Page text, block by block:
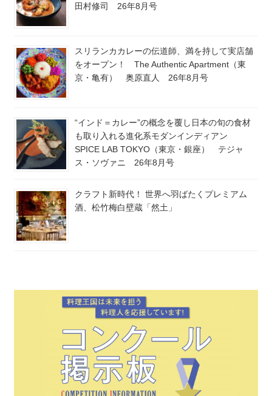
田村修司 26年8月号
スリランカカレーの伝道師、満を持して実店舗
をオープン！ The Authentic Apartment（東
京・亀有） 奥原直人 26年8月号
“インド＝カレー”の概念を覆し日本の旬の食材
も取り入れる進化系モダンインディアン
SPICE LAB TOKYO（東京・銀座） テジャ
ス・ソヴァニ 26年8月号
クラフト新時代！ 世界へ羽ばたくプレミアム
酒、松竹梅白壁蔵「然土」